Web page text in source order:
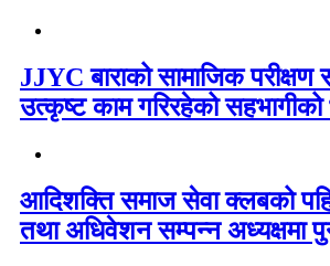
JJYC बाराको सामाजिक
उत्कृष्ट काम गरिरहेको सहभागीको
आदिशक्ति समाज सेवा क्लबको
तथा अधिवेशन सम्पन्न अध्यक्षमा